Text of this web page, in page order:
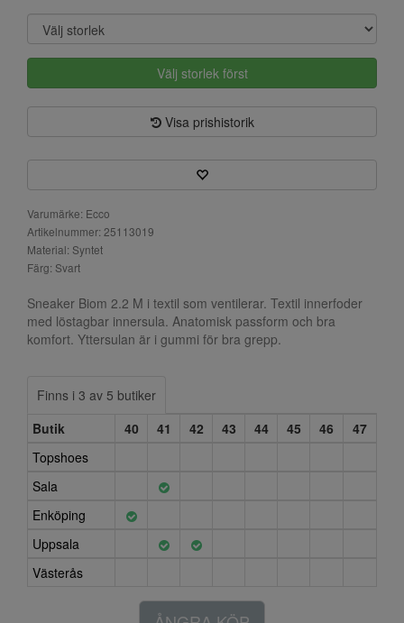
Välj storlek först
Visa prishistorik
Varumärke: Ecco
Artikelnummer: 25113019
Material: Syntet
Färg: Svart
Sneaker Biom 2.2 M i textil som ventilerar. Textil innerfoder
med löstagbar innersula. Anatomisk passform och bra
komfort. Yttersulan är i gummi för bra grepp.
Finns i 3 av 5 butiker
Butik
40 41 42 43 44 45 46
47
Topshoes
Sala
Enköping
Uppsala
Västerås